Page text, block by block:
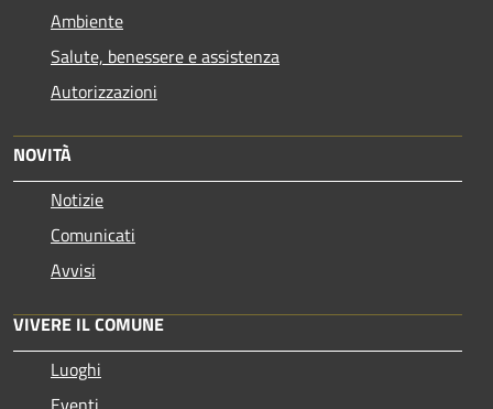
Ambiente
Salute, benessere e assistenza
Autorizzazioni
NOVITÀ
Notizie
Comunicati
Avvisi
VIVERE IL COMUNE
Luoghi